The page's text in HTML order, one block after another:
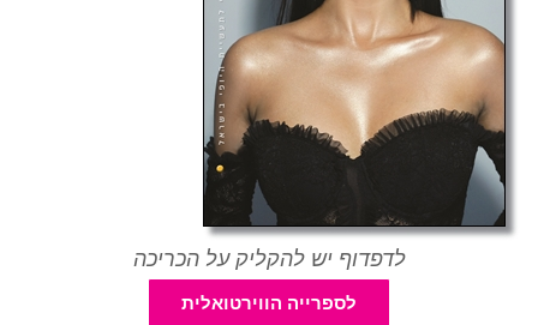
לדפדוף יש להקליק על הכריכה
לספרייה הווירטואלית